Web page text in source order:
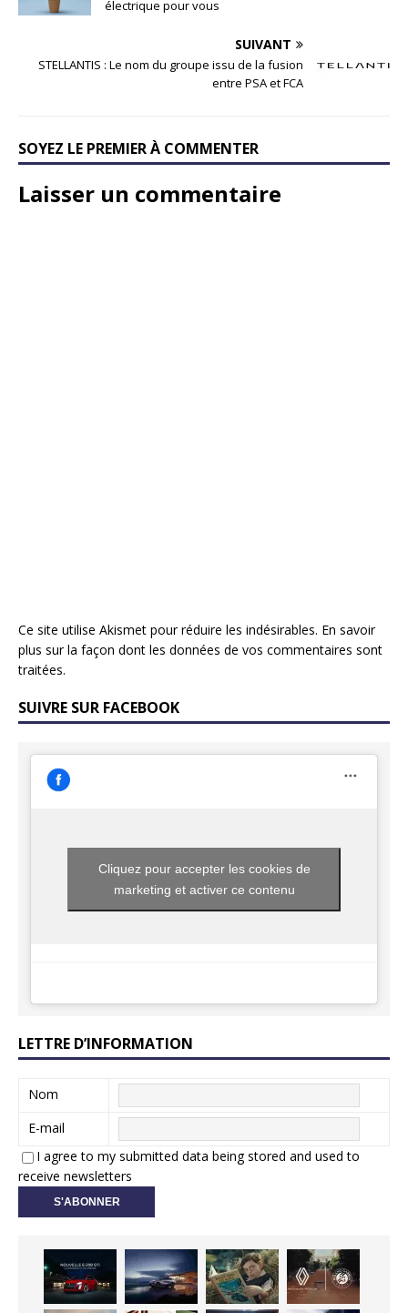
électrique pour vous
SUIVANT
STELLANTIS : Le nom du groupe issu de la fusion
entre PSA et FCA
SOYEZ LE PREMIER À COMMENTER
Laisser un commentaire
Ce site utilise Akismet pour réduire les indésirables. En savoir
plus sur la façon dont les données de vos commentaires sont
traitées.
SUIVRE SUR FACEBOOK
Cliquez pour accepter les cookies de
marketing et activer ce contenu
LETTRE D’INFORMATION
Nom
E-mail
I agree to my submitted data being stored and used to
receive newsletters